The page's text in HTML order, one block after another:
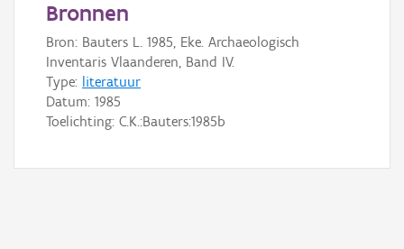
AanmeldenBronnen
Bron: Bauters L. 1985, Eke. Archaeologisch
Inventaris Vlaanderen, Band IV.
Type: literatuur
Datum: 1985
Toelichting: C.K.:Bauters:1985b